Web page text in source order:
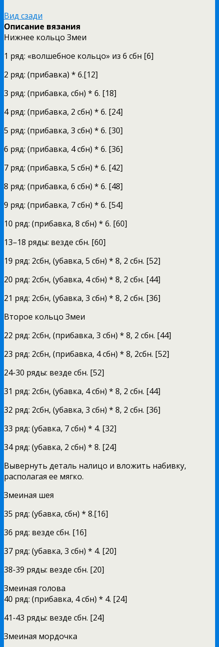
Вид сзади
Описание вязания
Нижнее кольцо Змеи
1 ряд: «волшебное кольцо» из 6 сбн [6]
2 ряд: (прибавка) * 6.[12]
3 ряд: (прибавка, сбн) * 6. [18]
4 ряд: (прибавка, 2 сбн) * 6. [24]
5 ряд: (прибавка, 3 сбн) * 6. [30]
6 ряд: (прибавка, 4 сбн) * 6. [36]
7 ряд: (прибавка, 5 сбн) * 6. [42]
8 ряд: (прибавка, 6 сбн) * 6. [48]
9 ряд: (прибавка, 7 сбн) * 6. [54]
10 ряд: (прибавка, 8 сбн) * 6. [60]
13–18 ряды: везде сбн. [60]
19 ряд: 2сбн, (убавка, 5 сбн) * 8, 2 сбн. [52]
20 ряд: 2сбн, (убавка, 4 сбн) * 8, 2 сбн. [44]
21 ряд: 2сбн, (убавка, 3 сбн) * 8, 2 сбн. [36]
Второе кольцо Змеи
22 ряд: 2сбн, (прибавка, 3 сбн) * 8, 2 сбн. [44]
23 ряд: 2сбн, (прибавка, 4 сбн) * 8, 2сбн. [52]
24-30 ряды: везде сбн. [52]
31 ряд: 2сбн, (убавка, 4 сбн) * 8, 2 сбн. [44]
32 ряд: 2сбн, (убавка, 3 сбн) * 8, 2 сбн. [36]
33 ряд: (убавка, 7 сбн) * 4. [32]
34 ряд: (убавка, 2 сбн) * 8. [24]
Вывернуть деталь налицо и вложить набивку,
располагая ее мягко.
Змеиная шея
35 ряд: (убавка, сбн) * 8.[16]
36 ряд: везде сбн. [16]
37 ряд: (убавка, 3 сбн) * 4. [20]
38-39 ряды: везде сбн. [20]
Змеиная голова
40 ряд: (прибавка, 4 сбн) * 4. [24]
41-43 ряды: везде сбн. [24]
Змеиная мордочка